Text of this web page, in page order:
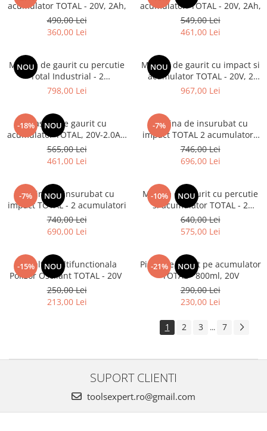
acumulator TOTAL - 20V, 2Ah,
490,00 Lei
360,00 Lei
acumulatori TOTAL - 20V, 2Ah,
549,00 Lei
461,00 Lei
NOU
Masina de gaurit cu percutie
Total Industrial - 2
acumulatori, 20V, 2Ah + 50
798,00 Lei
NOU
Masina de gaurit cu impact si
acumulator TOTAL - 20V, 2
acumulatori
967,00 Lei
-18% NOU
Masina de gaurit cu
acumulator TOTAL, 20V-2.0AH
LI-ION (2 ACUMULATORI)
(INDUSTRIAL)
565,00 Lei
461,00 Lei
-7%
Masina de insurubat cu
impact TOTAL 2 acumulatori,
2Ah - 20V
746,00 Lei
696,00 Lei
-7% NOU
Masina de insurubat cu
impact TOTAL - 2 acumulatori
740,00 Lei
690,00 Lei
-10% NOU
Masina de gaurit cu percutie
si acumulator TOTAL - 2
acumulatori, 2Ah
640,00 Lei
575,00 Lei
-15% NOU
Unealta Multifunctionala
Polizor Oscilant TOTAL - 20V
250,00 Lei
213,00 Lei
-21% NOU
Pistol de vopsit pe acumulator
TOTAL - 800ml, 20V
290,00 Lei
230,00 Lei
1 2 3 ... 7
SUPORT CLIENTI
toolsexpert.ro@gmail.com